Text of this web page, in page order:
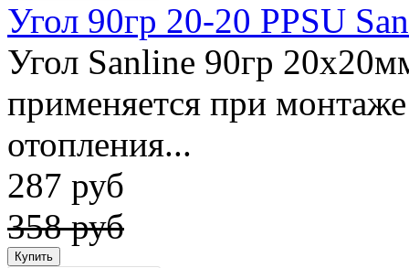
Угол 90гр 20-20 PPSU
Угол Sanline 90гр
применяется при
отопления...
287 руб
358 руб